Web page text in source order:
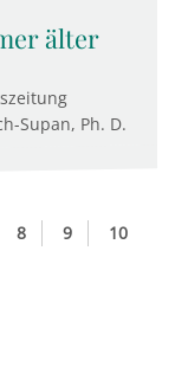
älter
Supan, Ph. D.
8 9
10